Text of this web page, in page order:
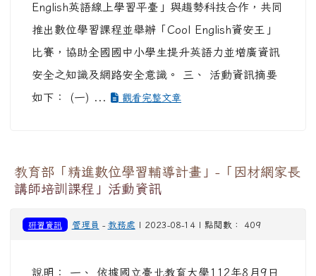
English英語線上學習平臺」與趨勢科技合作，共同
推出數位學習課程並舉辦「Cool English資安王」
比賽，協助全國國中小學生提升英語力並增廣資訊
安全之知識及網路安全意識。 三、 活動資訊摘要
如下： (一) ...
觀看完整文章
教育部「精進數位學習輔導計畫」-「因材網家長
講師培訓課程」活動資訊
研習資訊 管理員 - 教務處 | 2023-08-14 | 點閱數： 409
說明： 一、 依據國立臺北教育大學112年8月9日